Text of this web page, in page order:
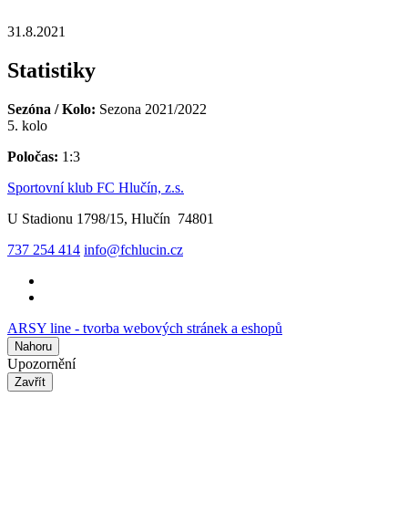
31.8.2021
Statistiky
Sezóna / Kolo: Sezona 2021/2022
5. kolo
Poločas: 1:3
Sportovní klub FC Hlučín, z.s.
U Stadionu 1798/15, Hlučín 74801
737 254 414 info@fchlucin.cz
ARSY line - tvorba webových stránek a eshopů
Nahoru
Upozornění
Zavřít